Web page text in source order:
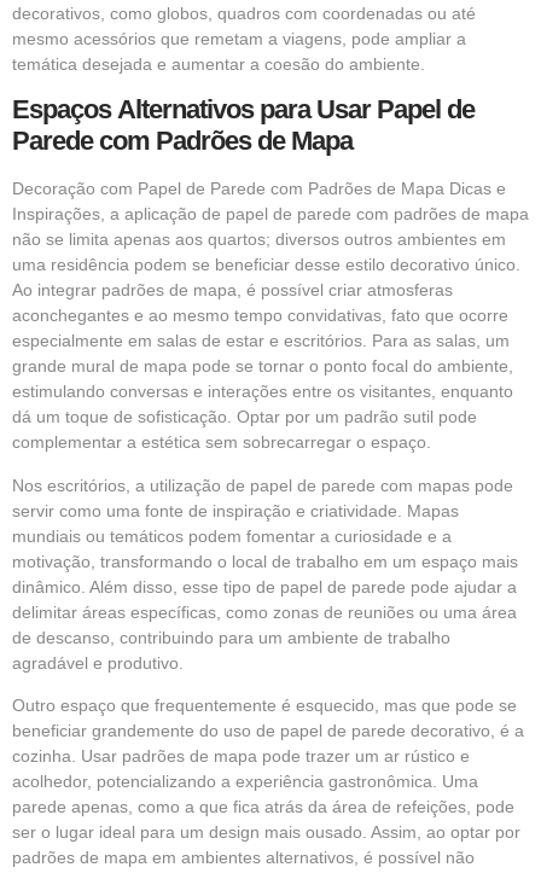
decorativos, como globos, quadros com coordenadas ou até
mesmo acessórios que remetam a viagens, pode ampliar a
temática desejada e aumentar a coesão do ambiente.
EspaçosAlternativos para Usar Papel de
Parede com Padrões de Mapa
Decoração com Papel de Parede com Padrões de Mapa Dicas e
Inspirações, a aplicação de papel de parede com padrões de mapa
não se limita apenas aos quartos; diversos outros ambientes em
uma residência podem se beneficiar desse estilo decorativo único.
Ao integrar padrões de mapa, é possível criar atmosferas
aconchegantes e ao mesmo tempo convidativas, fato que ocorre
especialmente em salas de estar e escritórios. Para as salas, um
grande mural de mapa pode se tornar o ponto focal do ambiente,
estimulando conversas e interações entre os visitantes, enquanto
dá um toque de sofisticação. Optar por um padrão sutil pode
complementar a estética sem sobrecarregar o espaço.
Nos escritórios, a utilização de papel de parede com mapas pode
servir como uma fonte de inspiração e criatividade. Mapas
mundiais ou temáticos podem fomentar a curiosidade e a
motivação, transformando o local de trabalho em um espaço mais
dinâmico. Além disso, esse tipo de papel de parede pode ajudar a
delimitar áreas específicas, como zonas de reuniões ou uma área
de descanso, contribuindo para um ambiente de trabalho
agradável e produtivo.
Outro espaço que frequentemente é esquecido, mas que pode se
beneficiar grandemente do uso de papel de parede decorativo, é a
cozinha. Usar padrões de mapa pode trazer um ar rústico e
acolhedor, potencializando a experiência gastronômica. Uma
parede apenas, como a que fica atrás da área de refeições, pode
ser o lugar ideal para um design mais ousado. Assim, ao optar por
padrões de mapa em ambientes alternativos, é possível não